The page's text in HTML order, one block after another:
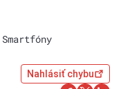
Smartfóny
Nahlásiť chybu